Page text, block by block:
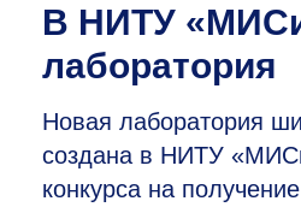
В НИТУ
лаборатория
Новая лаборатория
создана в НИТУ
конкурса на